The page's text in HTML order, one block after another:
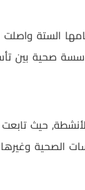
الستة
إصدار 566 مزاولة مهنة بين
حيث
وغيرها